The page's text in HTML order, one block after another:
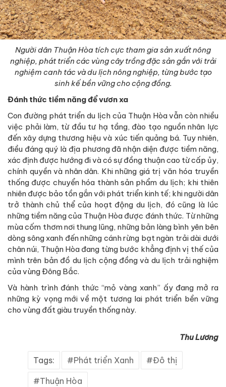
Người dân Thuận Hòa tích cực tham gia sản xuất nông
nghiệp, phát triển các vùng cây trồng đặc sản gắn với trải
nghiệm canh tác và du lịch nông nghiệp, từng bước tạo
sinh kế bền vững cho cộng đồng.
Đánh thức tiềm năng để vươn xa
Con đường phát triển du lịch của Thuận Hòa vẫn còn nhiều
việc phải làm, từ đầu tư hạ tầng, đào tạo nguồn nhân lực
đến xây dựng thương hiệu và xúc tiến quảng bá. Tuy nhiên,
điều đáng quý là địa phương đã nhận diện được tiềm năng,
xác định được hướng đi và có sự đồng thuận cao từ cấp ủy,
chính quyền và nhân dân. Khi những giá trị văn hóa truyền
thống được chuyển hóa thành sản phẩm du lịch; khi thiên
nhiên được bảo tồn gắn với phát triển kinh tế; khi người dân
trở thành chủ thể của hoạt động du lịch, đó cũng là lúc
những tiềm năng của Thuận Hòa được đánh thức. Từ những
mùa cốm thơm nơi thung lũng, những bản làng bình yên bên
dòng sông xanh đến những cánh rừng bạt ngàn trải dài dưới
chân núi, Thuận Hòa đang từng bước khẳng định vị thế của
mình trên bản đồ du lịch cộng đồng và du lịch trải nghiệm
của vùng Đông Bắc.
Và hành trình đánh thức “mỏ vàng xanh” ấy đang mở ra
những kỳ vọng mới về một tương lai phát triển bền vững
cho vùng đất giàu truyền thống này.
Thu Lương
Tags: Phát triển Xanh Đô thị
Thuận Hòa